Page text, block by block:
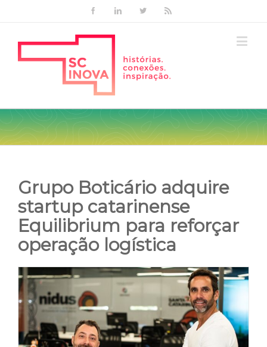
FacebookLinkedinTwitter
Grupo Boticário adquire
startup catarinense
Equilibrium para reforçar
operação logística
View
Larger
Image